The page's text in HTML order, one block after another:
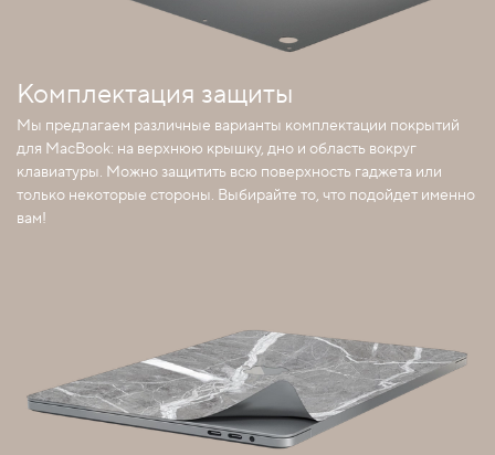
Комплектация защиты
Мы предлагаем различные варианты комплектации покрытий
для MacBook: на верхнюю крышку, дно и область вокруг
клавиатуры. Можно защитить всю поверхность гаджета или
только некоторые стороны. Выбирайте то, что подойдет именно
вам!